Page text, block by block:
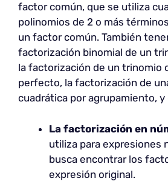
factor común, que se utiliza
polinomios de 2 o más
un factor común. También
factorización binomial de un
la factorización de un trinomio
perfecto, la factorización de
cuadrática por agrupamiento,
La factorización en
utiliza para expresiones
busca encontrar los
expresión original.